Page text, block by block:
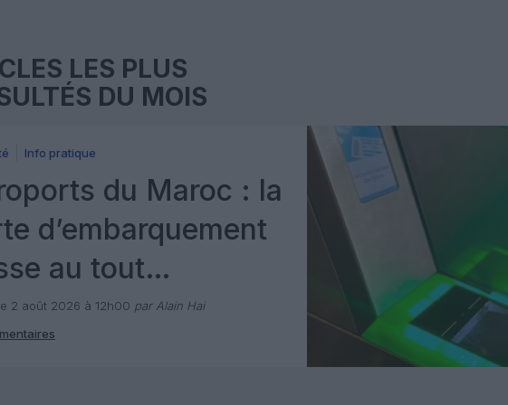
LES PLUS
DU MOIS
Info pratique
du Maroc : la
d’embarquement
au tout
avec Pax
2 août 2026 à 12h00 par Alain Hai